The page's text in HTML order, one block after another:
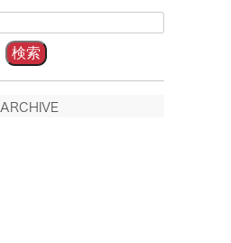
ARCHIVE